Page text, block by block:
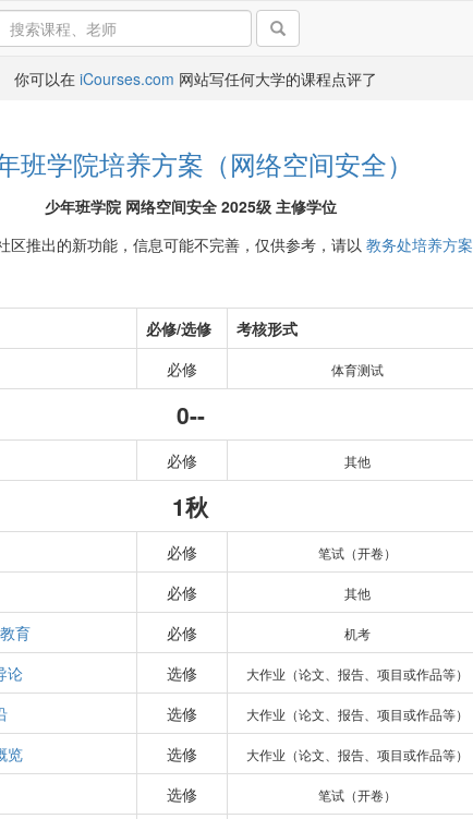
你可以在 iCourses.com 网站写任何大学的课程点评了
班学院培养方案（网络空间安全）
少年班学院 网络空间安全 2025级 主修学位
区推出的新功能，信息可能不完善，仅供参考，请以 教务处培养方案
必修/选修 考核形式
必修 体育测试
0--
必修 其他
1秋
必修 笔试（开卷）
必修 其他
育 必修 机考
论 选修 大作业（论文、报告、项目或作品等）
选修 大作业（论文、报告、项目或作品等）
览 选修 大作业（论文、报告、项目或作品等）
选修 笔试（开卷）